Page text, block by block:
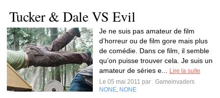
Tucker & Dale VS Evil
Je ne suis pas amateur de film
d’horreur ou de film gore mais plus
de comédie. Dans ce film, il semble
qu’on puisse trouver cela. Je suis un
amateur de séries e...
Lire la suite
Le 05 mai 2011 par
Gameinvaders
NONE NONE